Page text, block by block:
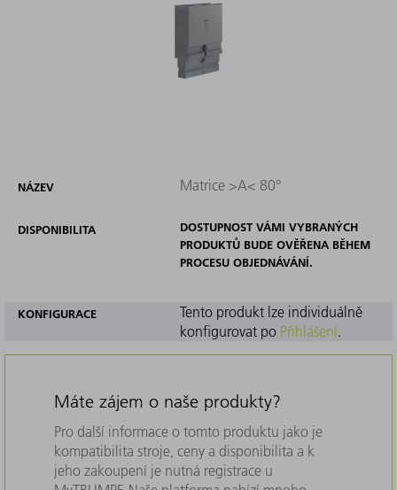
NÁZEV Matrice >A< 80°
DISPONIBILITA
DOSTUPNOST VÁMI VYBRANÝCH
PRODUKTŮ BUDE OVĚŘENA BĚHEM
PROCESU OBJEDNÁVÁNÍ.
KONFIGURACE
Tento produkt lze individuálně
konfigurovat po Přihlášení.
Máte zájem o naše produkty?
Pro další informace o tomto produktu jako je
kompatibilita stroje, ceny a disponibilita a k
jeho zakoupení je nutná registrace u